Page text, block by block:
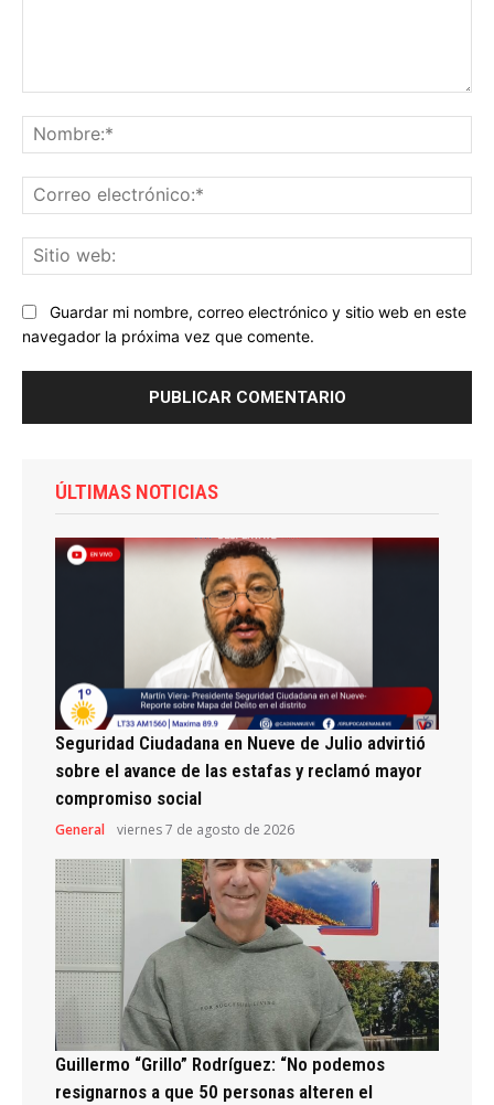
Guardar mi nombre, correo electrónico y sitio web en este
navegador la próxima vez que comente.
ÚLTIMAS NOTICIAS
Seguridad Ciudadana en Nueve de Julio advirtió
sobre el avance de las estafas y reclamó mayor
compromiso social
General viernes 7 de agosto de 2026
Guillermo “Grillo” Rodríguez: “No podemos
resignarnos a que 50 personas alteren el